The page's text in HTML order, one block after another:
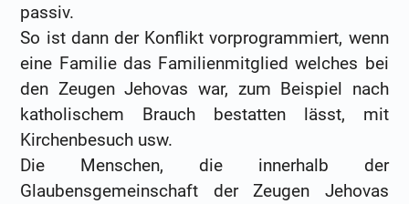
passiv.
So ist dann der Konflikt vorprogrammiert, wenn
eine Familie das Familienmitglied welches bei
den Zeugen Jehovas war, zum Beispiel nach
katholischem Brauch bestatten lässt, mit
Kirchenbesuch usw.
Die Menschen, die innerhalb der
Glaubensgemeinschaft der Zeugen Jehovas